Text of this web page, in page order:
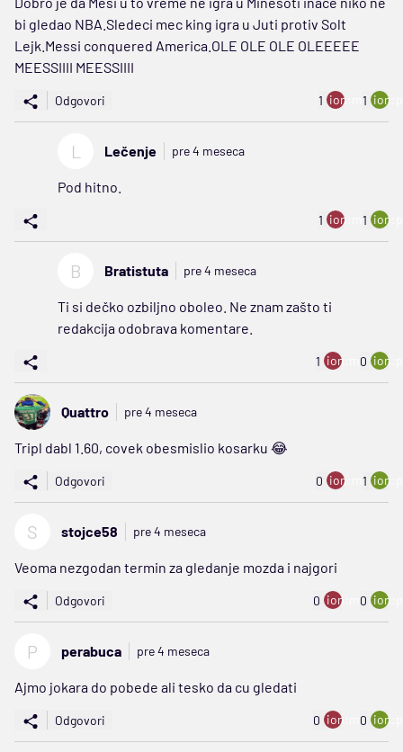
bi gledao NBA.Sledeci mec king igra u Juti protiv Solt
Lejk.Messi conquered America.OLE OLE OLE OLEEEEE
MEESSIIII MEESSIIII
Odgovori 1 ion:minus
1
L Lečenje pre 4 meseca
Pod hitno.
1 ion:minus
1
B Bratistuta pre 4 meseca
Ti si dečko ozbiljno oboleo. Ne znam zašto ti
redakcija odobrava komentare.
1 ion:minus
0
Quattro pre 4 meseca
Tripl dabl 1.60, covek obesmislio kosarku 😂
Odgovori 0 ion:minus
1
S stojce58 pre 4 meseca
Veoma nezgodan termin za gledanje mozda i najgori
Odgovori 0 ion:minus
0
P perabuca pre 4 meseca
Ajmo jokara do pobede ali tesko da cu gledati
Odgovori 0 ion:minus
0